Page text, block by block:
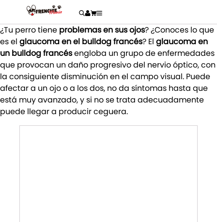
¿Tu perro tiene problemas en sus ojos? ¿Conoces lo que
es el glaucoma en el bulldog francés? El glaucoma en
un bulldog francésengloba un grupo de enfermedades
que provocan un daño progresivo del nervio óptico, con
la consiguiente disminución en el campo visual. Puede
afectar a un ojo o a los dos, no da síntomas hasta que
está muy avanzado, y si no se trata adecuadamente
puede llegar a producir ceguera.